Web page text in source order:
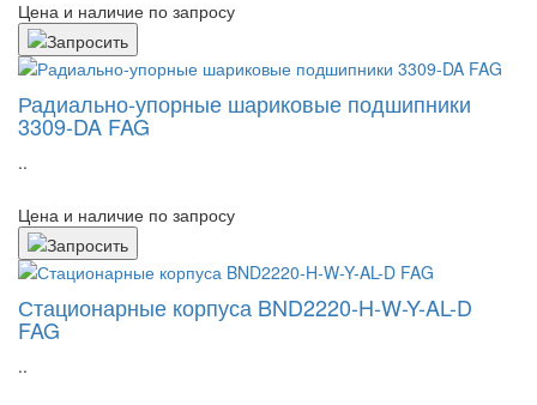
Цена и наличие по запросу
Радиально-упорные шариковые подшипники
3309-DA FAG
..
Цена и наличие по запросу
Стационарные корпуса BND2220-H-W-Y-AL-D
FAG
..